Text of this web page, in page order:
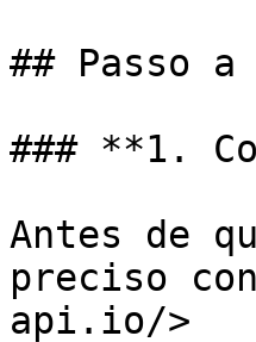
## Passo a
### **1.
Antes de
preciso
api.io/>